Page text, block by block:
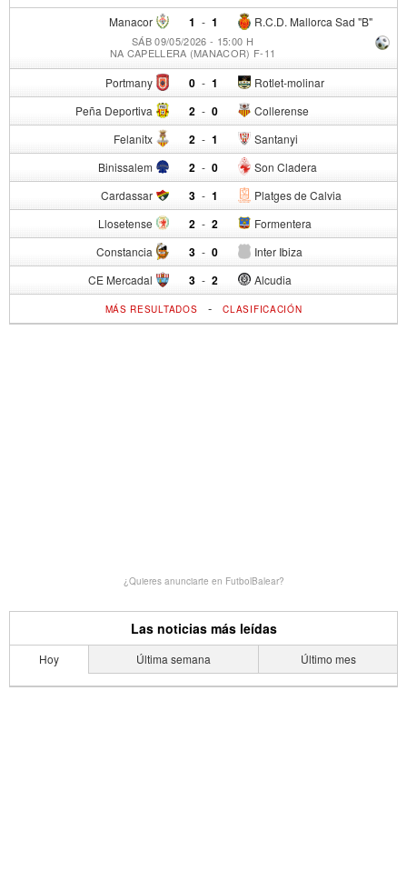
Manacor 1 - R.C.D. Mallorca Sad "B"
1
SÁB 09/05/2026 - 15:00 H
NA CAPELLERA (MANACOR) F-11
Portmany 0 - Rotlet-molinar
1
Peña Deportiva 2 - Collerense
0
Felanitx 2 - Santanyi
1
Binissalem 2 - Son Cladera
0
Cardassar 3 - Platges de Calvia
1
Llosetense 2 - Formentera
2
Constancia 3 - Inter Ibiza
0
CE Mercadal 3 - Alcudia
2
MÁS RESULTADOS -CLASIFICACIÓN
¿Quieres anunciarte en FutbolBalear?
Las noticias más leídas
Hoy Última semana Último mes